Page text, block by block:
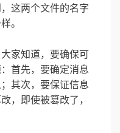
这两个文件的名字
。
家知道，要确保可
首先，要确定消息
其次，要保证信息
，即使被篡改了，